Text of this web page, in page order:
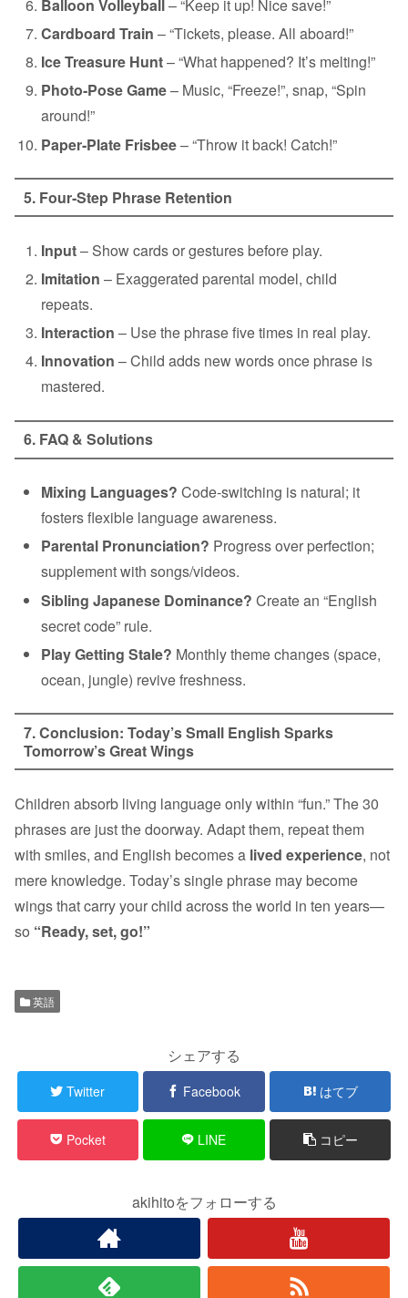
Balloon Volleyball – “Keep it up! Nice save!”
Cardboard Train – “Tickets, please. All aboard!”
Ice Treasure Hunt– “What happened? It’s melting!”
Photo‑Pose Game– Music, “Freeze!”, snap, “Spin
around!”
Paper‑Plate Frisbee– “Throw it back! Catch!”
5. Four‑Step Phrase Retention
Input– Show cards or gestures before play.
Imitation – Exaggerated parental model, child
repeats.
Interaction – Use the phrase five times in real play.
Innovation – Child adds new words once phrase is
mastered.
6. FAQ & Solutions
Mixing Languages? Code‑switching is natural; it
fosters flexible language awareness.
Parental Pronunciation? Progress over perfection;
supplement with songs/videos.
Sibling Japanese Dominance? Create an “English
secret code” rule.
Play Getting Stale? Monthly theme changes (space,
ocean, jungle) revive freshness.
7. Conclusion: Today’s Small English Sparks
Tomorrow’s Great Wings
Children absorb living language only within “fun.” The 30
phrases are just the doorway. Adapt them, repeat them
with smiles, and English becomes a lived experience, not
mere knowledge. Today’s single phrase may become
wings that carry your child across the world in ten years—
so “Ready, set, go!”
英語
シェアする
Twitter Facebook はてブ
Pocket LINE コピー
akihitoをフォローする